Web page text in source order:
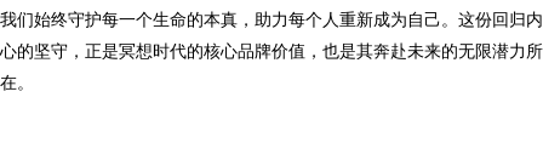
我们始终守护每一个生命的本真，助力每个人重新成为自己。这份回归内
心的坚守，正是冥想时代的核心品牌价值，也是其奔赴未来的无限潜力所
在。